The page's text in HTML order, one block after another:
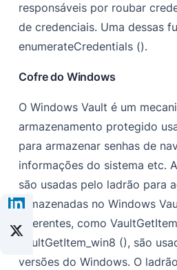
responsáveis por roubar
de credenciais. Uma dessas
enumerateCredentials ().
Cofre do Windows
O Windows Vault é um
armazenamento protegido
para armazenar senhas de
informações do sistema etc.
são usadas pelo ladrão para
armazenadas no Windows
diferentes, como
VaultGetItem_win8 (), são
versões do Windows. O